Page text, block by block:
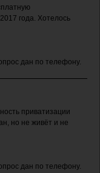
года. Хотелось
дан по телефону.
приватизации
но не живёт и не
дан по телефону.